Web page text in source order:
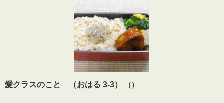
愛クラスのこと （おはる 3-3） （）